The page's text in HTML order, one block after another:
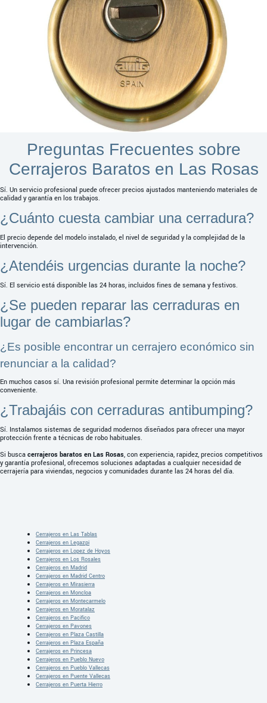
Preguntas Frecuentes sobre
Cerrajeros Baratos en Las Rosas
Sí. Un servicio profesional puede ofrecer precios ajustados manteniendo materiales de
calidad y garantía en los trabajos.
¿Cuánto cuesta cambiar una cerradura?
El precio depende del modelo instalado, el nivel de seguridad y la complejidad de la
intervención.
¿Atendéis urgencias durante la noche?
Sí. El servicio está disponible las 24 horas, incluidos fines de semana y festivos.
¿Se pueden reparar las cerraduras en
lugar de cambiarlas?
¿Es posible encontrar un cerrajero económico sin
renunciar a la calidad?
En muchos casos sí. Una revisión profesional permite determinar la opción más
conveniente.
¿Trabajáis con cerraduras antibumping?
Sí. Instalamos sistemas de seguridad modernos diseñados para ofrecer una mayor
protección frente a técnicas de robo habituales.
Si busca cerrajeros baratos en Las Rosas, con experiencia, rapidez, precios competitivos
y garantía profesional, ofrecemos soluciones adaptadas a cualquier necesidad de
cerrajería para viviendas, negocios y comunidades durante las 24 horas del día.
Cerrajeros en Las Tablas
Cerrajeros en Legazpi
Cerrajeros en Lopez de Hoyos
Cerrajeros en Los Rosales
Cerrajeros en Madrid
Cerrajeros en Madrid Centro
Cerrajeros en Mirasierra
Cerrajeros en Moncloa
Cerrajeros en Montecarmelo
Cerrajeros en Moratalaz
Cerrajeros en Pacifico
Cerrajeros en Pavones
Cerrajeros en Plaza Castilla
Cerrajeros en Plaza España
Cerrajeros en Princesa
Cerrajeros en Pueblo Nuevo
Cerrajeros en Pueblo Vallecas
Cerrajeros en Puente Vallecas
Cerrajeros en Puerta Hierro